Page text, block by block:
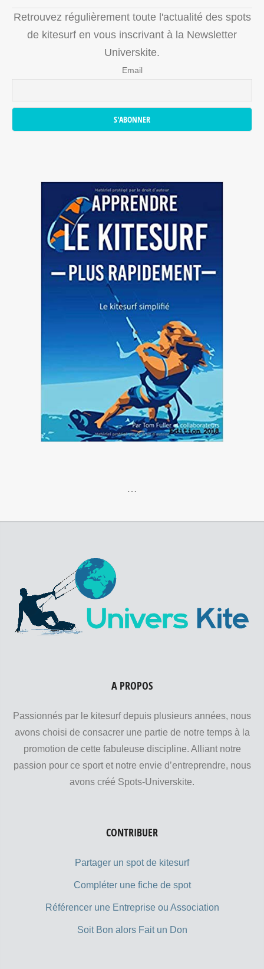
Retrouvez régulièrement toute l'actualité des spots
de kitesurf en vous inscrivant à la Newsletter
Universkite.
Email
…
A PROPOS
Passionnés par le kitesurf depuis plusieurs années, nous
avons choisi de consacrer une partie de notre temps à la
promotion de cette fabuleuse discipline. Alliant notre
passion pour ce sport et notre envie d’entreprendre, nous
avons créé Spots-Universkite.
CONTRIBUER
Partager un spot de kitesurf
Compléter une fiche de spot
Référencer une Entreprise ou Association
Soit Bon alors Fait un Don